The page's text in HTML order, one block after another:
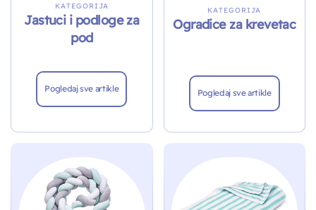
KATEGORIJA
Jastuci i podloge za
pod
Pogledaj sve artikle
KATEGORIJA
Ogradice za krevetac
Pogledaj sve artikle